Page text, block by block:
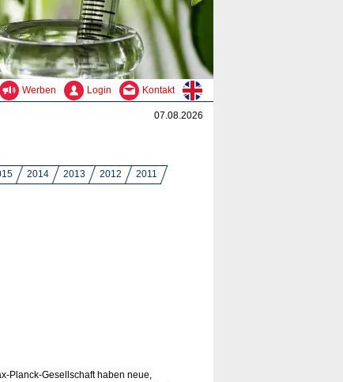
Werben Login Kontakt
07.08.2026
2014 2013 2012
2011
Planck-Gesellschaft haben neue,